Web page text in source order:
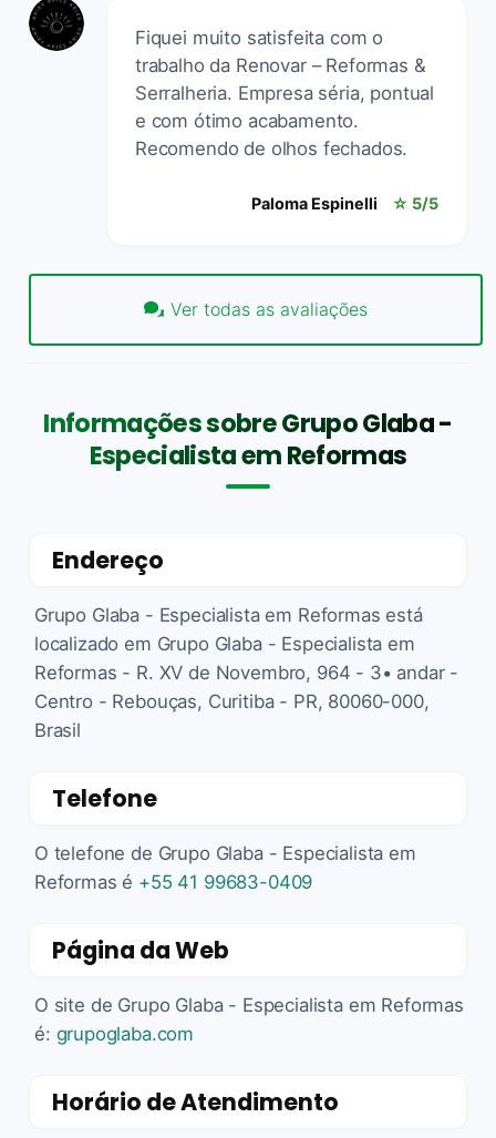
Fiquei muito satisfeita com o
trabalho da Renovar – Reformas &
Serralheria. Empresa séria, pontual
e com ótimo acabamento.
Recomendo de olhos fechados.
Paloma Espinelli ☆ 5/5
Ver todas as avaliações
Informações sobre Grupo Glaba -
Especialista em Reformas
Endereço
Grupo Glaba - Especialista em Reformas está
localizado em Grupo Glaba - Especialista em
Reformas - R. XV de Novembro, 964 - 3• andar -
Centro - Rebouças, Curitiba - PR, 80060-000,
Brasil
Telefone
O telefone de Grupo Glaba - Especialista em
Reformas é +55 41 99683-0409
Página da Web
O site de Grupo Glaba - Especialista em Reformas
é: grupoglaba.com
Horário de Atendimento